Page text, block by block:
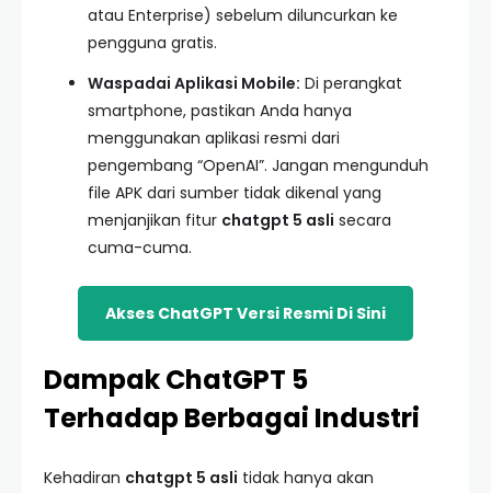
atau Enterprise) sebelum diluncurkan ke
pengguna gratis.
Waspadai Aplikasi Mobile: Di perangkat
smartphone, pastikan Anda hanya
menggunakan aplikasi resmi dari
pengembang “OpenAI”. Jangan mengunduh
file APK dari sumber tidak dikenal yang
menjanjikan fitur chatgpt 5 asli secara
cuma-cuma.
Akses ChatGPT Versi Resmi Di Sini
Dampak ChatGPT 5
Terhadap Berbagai Industri
Kehadiran chatgpt 5 asli tidak hanya akan